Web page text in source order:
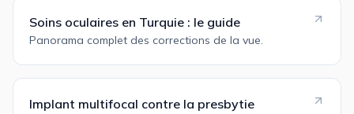
Soins oculaires en Turquie : le guide
Panorama complet des corrections de la vue.
Implant multifocal contre la presbytie